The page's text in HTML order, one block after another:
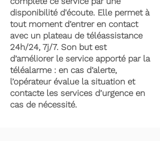
disponibilité d'écoute. Elle permet à
tout moment d’entrer en contact
avec un plateau de téléassistance
24h/24, 7j/7. Son but est
d’améliorer le service apporté par la
téléalarme : en cas d’alerte,
l’opérateur évalue la situation et
contacte les services d’urgence en
cas de nécessité.